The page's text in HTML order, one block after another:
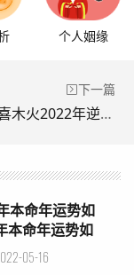
个人姻缘
下一篇
&*&*&喜木火2022年逆转，&*&*&喜木火是什么意思
本命年运势如
本命年运势如
05-16